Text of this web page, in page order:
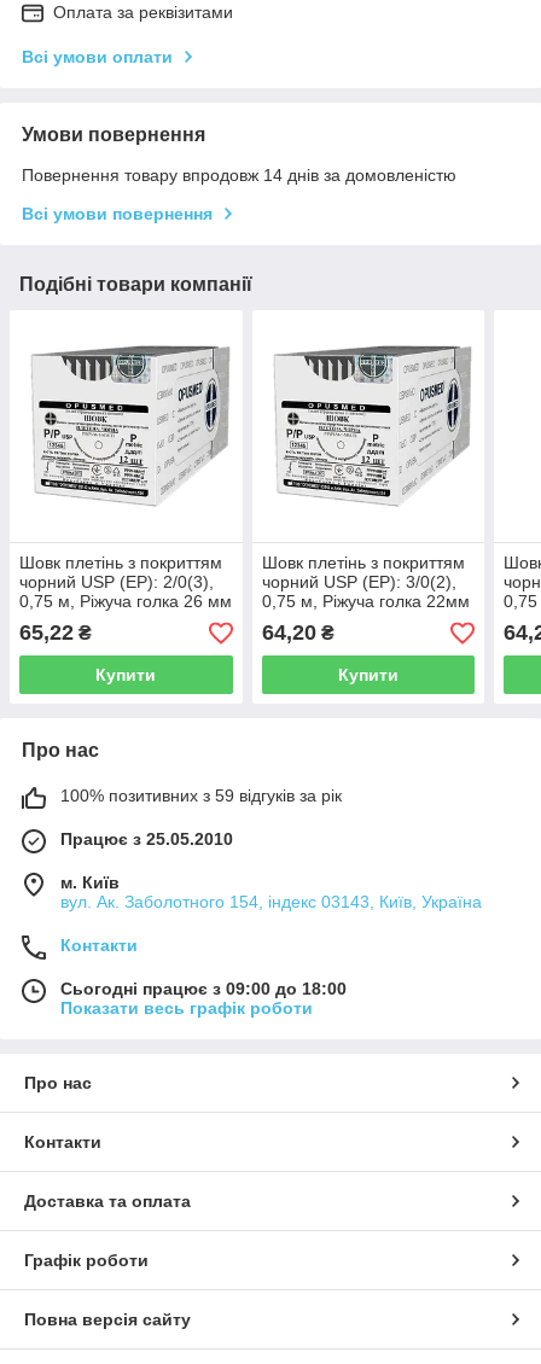
Оплата за реквізитами
Всі умови оплати
Умови повернення
Повернення товару впродовж 14 днів за домовленістю
Всі умови повернення
Подібні товари компанії
Шовк плетінь з покриттям
чорний USP (EP): 2/0(3),
0,75 м, Ріжуча голка 26 мм
1/2, OPUSMED®
65,22 ₴
Купити
Шовк плетінь з покриттям
чорний USP (EP): 3/0(2),
0,75 м, Ріжуча голка 22мм
1/2, OPUSMED®
64,20₴
Купити
0,75
1/2,
Про нас
100% позитивних з 59 відгуків за рік
Працює з 25.05.2010
м. Київ
вул. Ак. Заболотного 154, індекс 03143, Київ, Україна
Контакти
Сьогодні працює з 09:00 до 18:00
Показати весь графік роботи
Про нас
Контакти
Доставка та оплата
Графік роботи
Повна версія сайту